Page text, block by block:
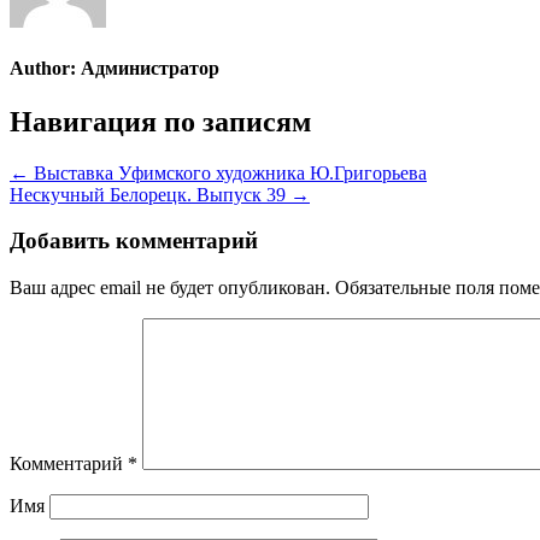
Author: Администратор
Навигация по записям
← Выставка Уфимского художника Ю.Григорьева
Нескучный Белорецк. Выпуск 39 →
Добавить комментарий
Ваш адрес email не будет опубликован. Обязательные поля
Комментарий *
Имя